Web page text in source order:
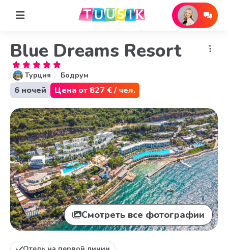
Blue Dreams Resort
Турция Бодрум
6 ночей Цена от 827 € / чел.
Смотреть все фотографии